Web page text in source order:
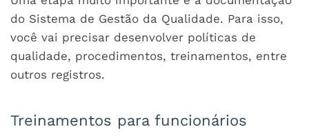
do Sistema de Gestão da Qualidade. Para isso,
você vai precisar desenvolver políticas de
qualidade, procedimentos, treinamentos, entre
outros registros.
Treinamentos para funcionários